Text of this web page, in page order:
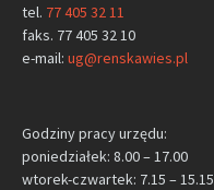
tel. 77 405 32 11
faks. 77 405 32 10
e-mail: ug@renskawies.pl
Godziny pracy urzędu:
poniedziałek: 8.00 – 17.00
wtorek-czwartek: 7.15 – 15.15